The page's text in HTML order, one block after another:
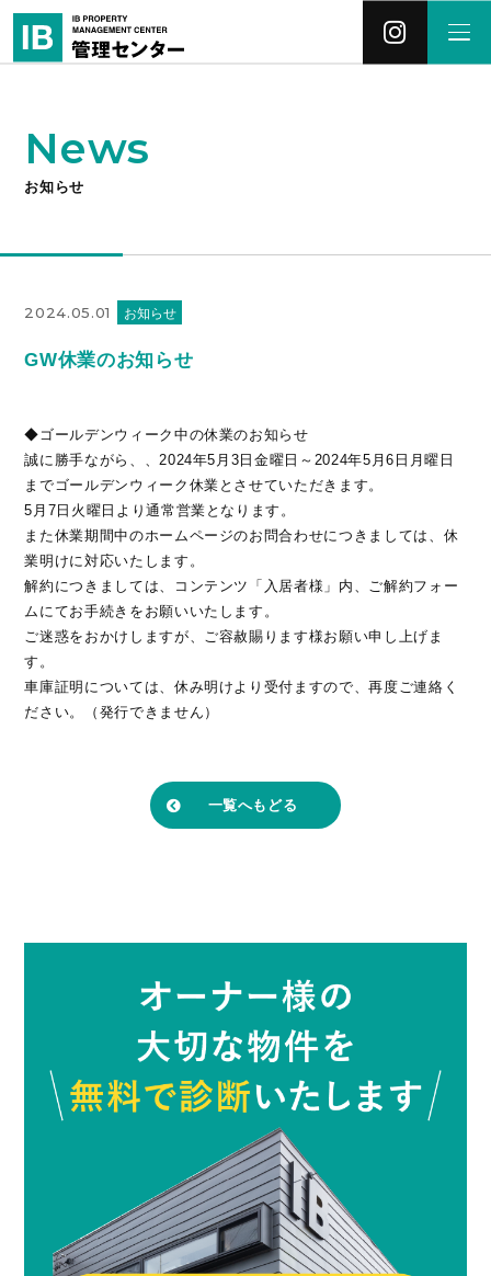
News
お知らせ
2024.05.01 お知らせ
GW休業のお知らせ
◆ゴールデンウィーク中の休業のお知らせ
誠に勝手ながら、、2024年5月3日金曜日～2024年5月6日月曜日
までゴールデンウィーク休業とさせていただきます。
5月7日火曜日より通常営業となります。
また休業期間中のホームページのお問合わせにつきましては、休
業明けに対応いたします。
解約につきましては、コンテンツ「入居者様」内、ご解約フォー
ムにてお手続きをお願いいたします。
ご迷惑をおかけしますが、ご容赦賜ります様お願い申し上げま
す。
車庫証明については、休み明けより受付ますので、再度ご連絡く
ださい。（発行できません）
一覧へもどる